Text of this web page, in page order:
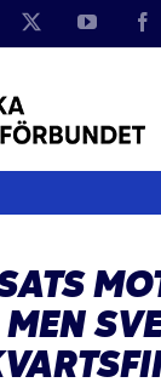
YouTube